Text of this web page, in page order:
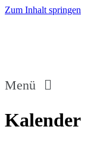
Zum Inhalt springen
Menü
Kalender